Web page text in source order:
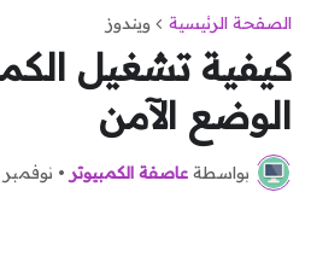
الصفحة الرئيسية ويندوز
كيفية تشغيل
الوضع الآمن
بواسطة عاصفة الكمبيوتر • نوفمبر 13, 2020